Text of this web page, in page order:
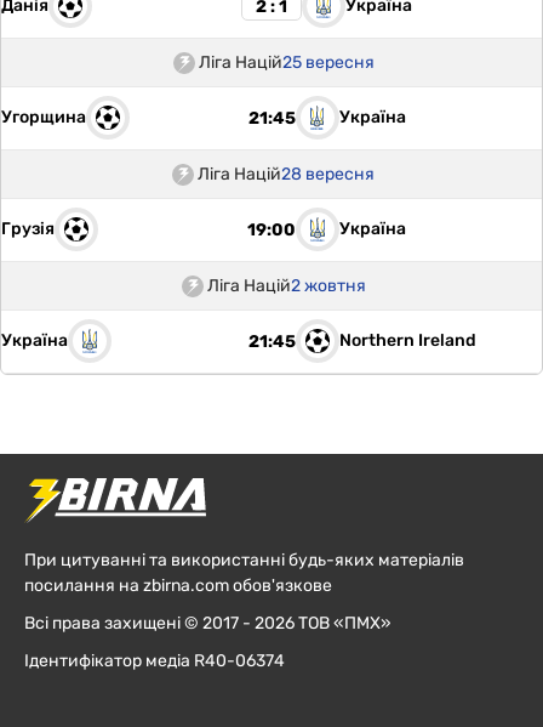
Данія 2 : 1 Україна
Ліга Націй25 вересня
Угорщина 21:45 Україна
Ліга Націй28 вересня
Грузія 19:00 Україна
Ліга Націй2 жовтня
Україна 21:45 Northern Ireland
При цитуванні та використанні будь-яких матеріалів
посилання на zbirna.com обов'язкове
Всі права захищені © 2017 - 2026 ТОВ «ПМХ»
Ідентифікатор медіа R40-06374